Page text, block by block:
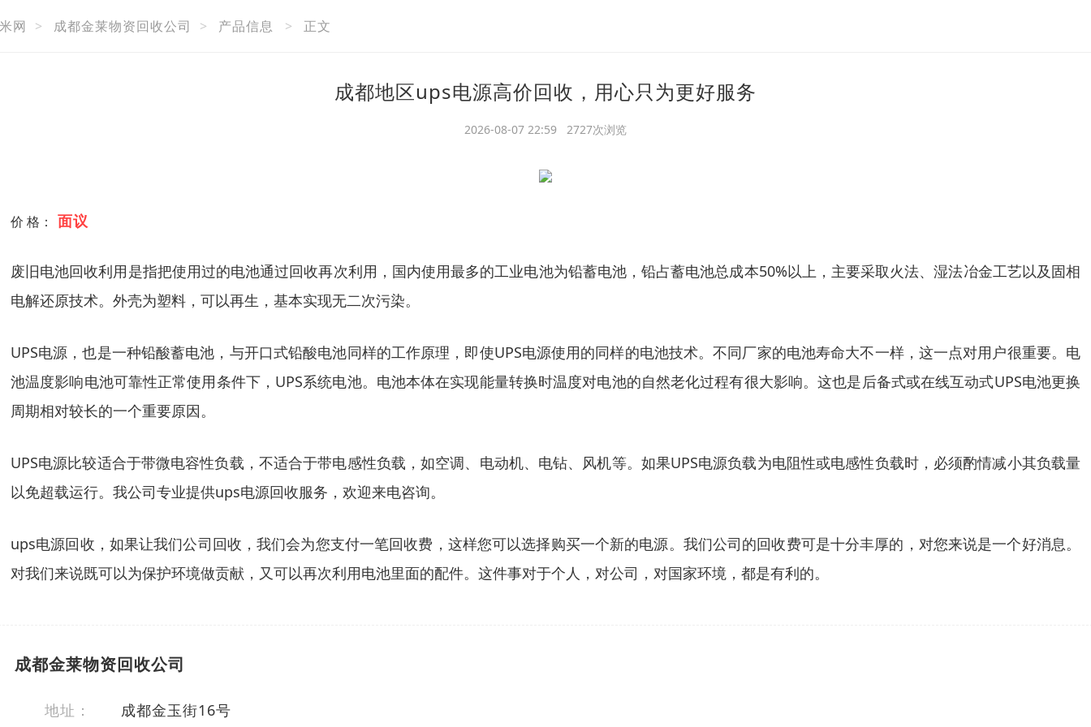
网 > 成都金莱物资回收公司 > 产品信息 > 正文
成都地区ups电源高价回收，用心只为更好服务
2026-08-07 22:59 2727次浏览
价 格： 面议
废旧电池回收利用是指把使用过的电池通过回收再次利用，国内使用最多的工业电池为铅蓄电池，铅占蓄电池总成本50%以上，主要采取火法、湿法冶金工艺以及固相
电解还原技术。外壳为塑料，可以再生，基本实现无二次污染。
UPS电源，也是一种铅酸蓄电池，与开口式铅酸电池同样的工作原理，即使UPS电源使用的同样的电池技术。不同厂家的电池寿命大不一样，这一点对用户很重要。电
池温度影响电池可靠性正常使用条件下，UPS系统电池。电池本体在实现能量转换时温度对电池的自然老化过程有很大影响。这也是后备式或在线互动式UPS电池更换
周期相对较长的一个重要原因。
UPS电源比较适合于带微电容性负载，不适合于带电感性负载，如空调、电动机、电钻、风机等。如果UPS电源负载为电阻性或电感性负载时，必须酌情减小其负载量
以免超载运行。我公司专业提供ups电源回收服务，欢迎来电咨询。
ups电源回收，如果让我们公司回收，我们会为您支付一笔回收费，这样您可以选择购买一个新的电源。我们公司的回收费可是十分丰厚的，对您来说是一个好消息。
对我们来说既可以为保护环境做贡献，又可以再次利用电池里面的配件。这件事对于个人，对公司，对国家环境，都是有利的。
成都金莱物资回收公司
地址： 成都金玉街16号